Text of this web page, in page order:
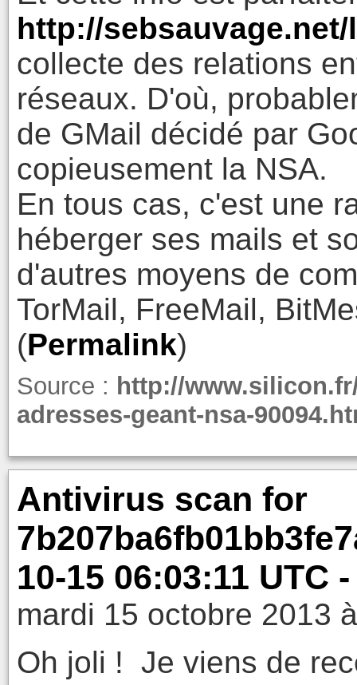
http://
collecte des relations
réseaux. D'où,
de GMail décidé par
copieusement la NSA.
En tous cas, c'est une
héberger ses mails et
d'autres moyens de
TorMail, FreeMail,
(Permalink)
Source : http://
adresses-geant-nsa-
Antivirus scan for
10-15 06:03:11 UTC
mardi 15 octobre 2013
Oh joli ! Je viens de